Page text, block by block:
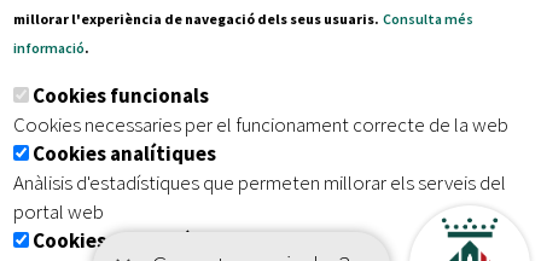
Subscriu-te al nostre butlletí
Inici | Avís legal | Protecció de dades
| Accessibilitat
millorar l'experiència de navegació dels seus usuaris. Consulta més
informació.
Cookies funcionals
Cookies necessaries per el funcionament correcte de la web
Cookies analítiques
Anàlisis d'estadístiques que permeten millorar els serveis del
portal web
Cookies publicitàries